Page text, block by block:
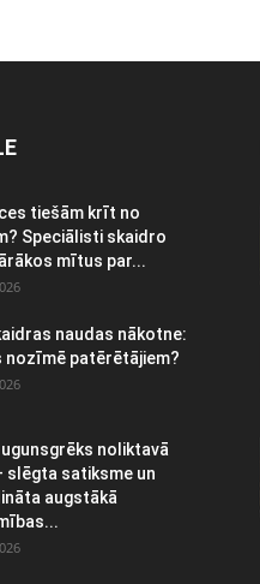
tiešām krīt no
Speciālisti skaidro
mītus par...
naudas nākotne:
nozīmē patērētājiem?
noliktavā
slēgta satiksme un
augstākā